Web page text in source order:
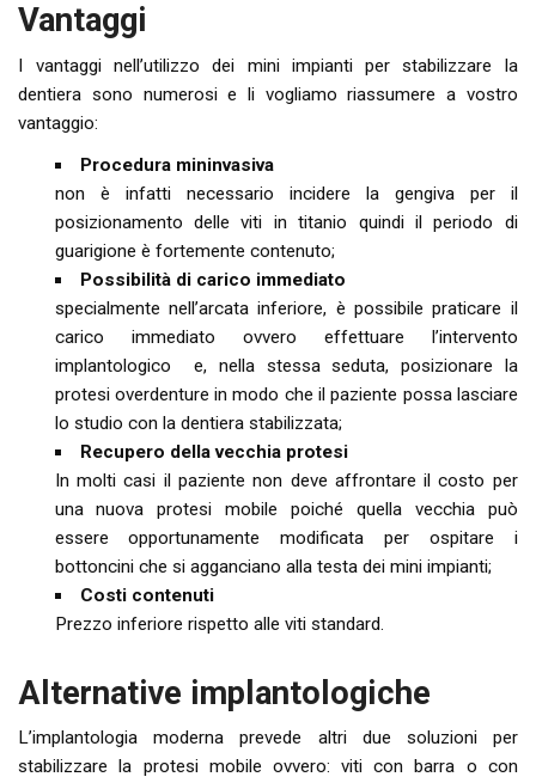
Vantaggi
I vantaggi nell’utilizzo dei mini impianti per stabilizzare la
dentiera sono numerosi e li vogliamo riassumere a vostro
vantaggio:
Procedura mininvasiva
non è infatti necessario incidere la gengiva per il
posizionamento delle viti in titanio quindi il periodo di
guarigione è fortemente contenuto;
Possibilità di carico immediato
specialmente nell’arcata inferiore, è possibile praticare il
carico immediato ovvero effettuare l’intervento
implantologico e, nella stessa seduta, posizionare la
protesi overdenture in modo che il paziente possa lasciare
lo studio con la dentiera stabilizzata;
Recupero della vecchia protesi
In molti casi il paziente non deve affrontare il costo per
una nuova protesi mobile poiché quella vecchia può
essere opportunamente modificata per ospitare i
bottoncini che si agganciano alla testa dei mini impianti;
Costi contenuti
Prezzo inferiore rispetto alle viti standard.
Alternative implantologiche
L’implantologia moderna prevede altri due soluzioni per
stabilizzare la protesi mobile ovvero: viti con barra o con